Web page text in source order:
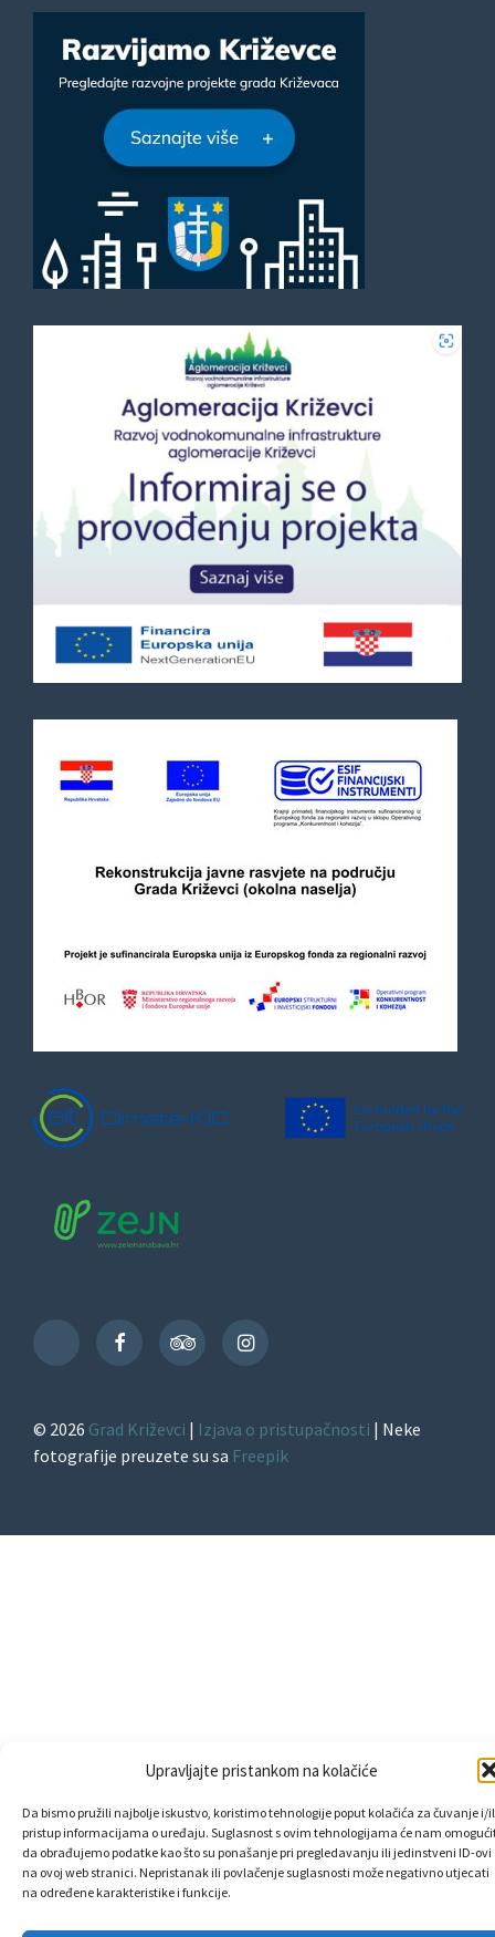
Upravljajte pristankom na kolačiće
Da bismo pružili najbolje iskustvo, koristimo tehnologije poput kolačića za čuvanje i/
pristup informacijama o uređaju. Suglasnost s ovim tehnologijama će nam
da obrađujemo podatke kao što su ponašanje pri pregledavanju ili jedinstveni ID-ovi
na ovoj web stranici. Nepristanak ili povlačenje suglasnosti može negativno utjecati
na određene karakteristike i funkcije.
TikTok
FacebookTripAdvisorInstagram
© 2026 Grad Križevci | Izjava o pristupačnosti | Neke
fotografije preuzete su sa Freepik